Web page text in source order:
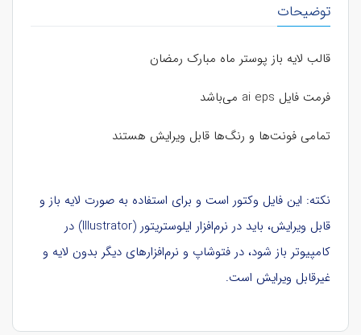
توضیحات
قالب لایه باز پوستر ماه مبارک رمضان
فرمت فایل ai eps می‌باشد
تمامی فونت‌ها و رنگ‌ها قابل ویرایش هستند
نکته: این فایل وکتور است و برای استفاده به صورت لایه باز و
قابل ویرایش، باید در نرم‌افزار ایلوستریتور (Illustrator) در
کامپیوتر باز شود، در فتوشاپ و نرم‌افزارهای دیگر بدون لایه و
غیرقابل ویرایش است.